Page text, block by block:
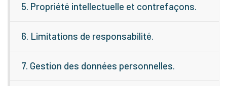
5. Propriété intellectuelle et contrefaçons.
6. Limitations de responsabilité.
7. Gestion des données personnelles.